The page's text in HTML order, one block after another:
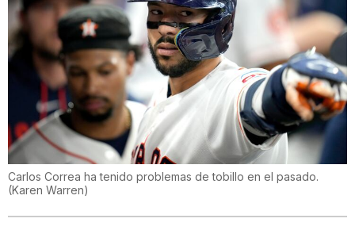
Carlos Correa ha tenido problemas de tobillo en el pasado.
(Karen Warren)